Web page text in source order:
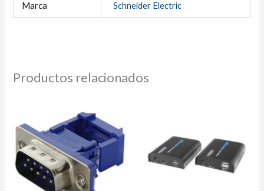
Marca Schneider Electric
Productos relacionados